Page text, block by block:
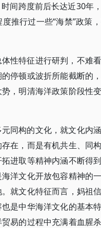
间跨度前后长达近30年
推行过一些“海禁”政策
性特征进行研判，不难
停顿或波折所能截断的
，明清海洋政策阶段性
同构的文化，就文化内
在，而是有机共生、同
进取等精神内涵不断得
洋文化开放包容精神的
就文化特征而言，妈祖
是中华海洋文化的基本
易的过程中充满着血腥